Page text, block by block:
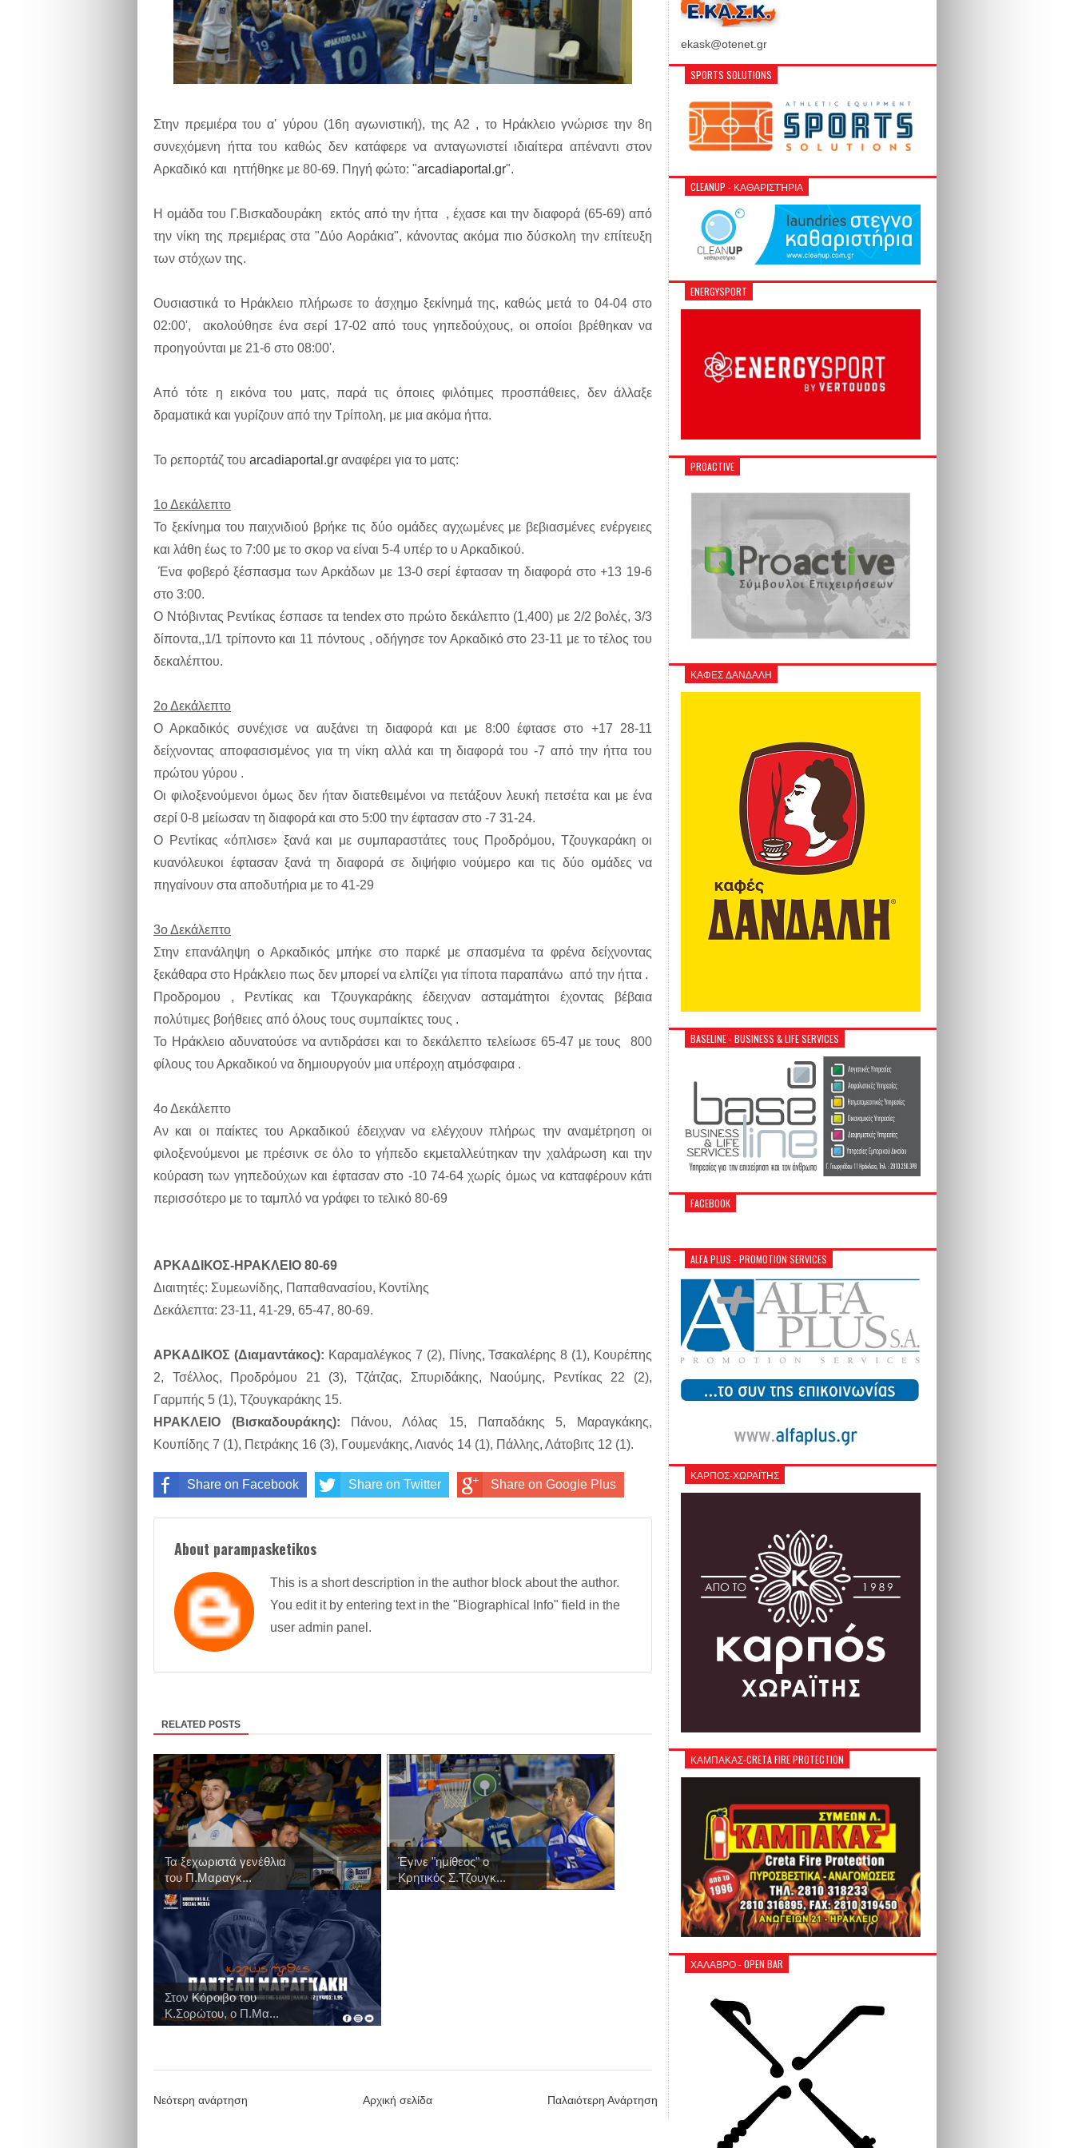
Στην πρεμιέρα του α' γύρου (16η αγωνιστική), της Α2 , το Ηράκλειο γνώρισε την 8η
συνεχόμενη ήττα του καθώς δεν κατάφερε να ανταγωνιστεί ιδιαίτερα απέναντι στον
Αρκαδικό και ηττήθηκε με 80-69. Πηγή φώτο: "arcadiaportal.gr".
Η ομάδα του Γ.Βισκαδουράκη εκτός από την ήττα , έχασε και την διαφορά (65-69) από
την νίκη της πρεμιέρας στα "Δύο Αοράκια", κάνοντας ακόμα πιο δύσκολη την επίτευξη
των στόχων της.
Ουσιαστικά το Ηράκλειο πλήρωσε το άσχημο ξεκίνημά της, καθώς μετά το 04-04 στο
02:00', ακολούθησε ένα σερί 17-02 από τους γηπεδούχους, οι οποίοι βρέθηκαν να
προηγούνται με 21-6 στο 08:00'.
Από τότε η εικόνα του ματς, παρά τις όποιες φιλότιμες προσπάθειες, δεν άλλαξε
δραματικά και γυρίζουν από την Τρίπολη, με μια ακόμα ήττα.
Το ρεπορτάζ του arcadiaportal.gr αναφέρει για το ματς:
1ο Δεκάλεπτο
Το ξεκίνημα του παιχνιδιού βρήκε τις δύο ομάδες αγχωμένες με βεβιασμένες ενέργειες
και λάθη έως το 7:00 με το σκορ να είναι 5-4 υπέρ το υ Αρκαδικού.
Ένα φοβερό ξέσπασμα των Αρκάδων με 13-0 σερί έφτασαν τη διαφορά στο +13 19-6
στο 3:00.
Ο Ντόβιντας Ρεντίκας έσπασε τα tendex στο πρώτο δεκάλεπτο (1,400) με 2/2 βολές, 3/3
δίποντα,,1/1 τρίποντο και 11 πόντους , οδήγησε τον Αρκαδικό στο 23-11 με το τέλος του
δεκαλέπτου.
2ο Δεκάλεπτο
Ο Αρκαδικός συνέχισε να αυξάνει τη διαφορά και με 8:00 έφτασε στο +17 28-11
δείχνοντας αποφασισμένος για τη νίκη αλλά και τη διαφορά του -7 από την ήττα του
πρώτου γύρου .
Οι φιλοξενούμενοι όμως δεν ήταν διατεθειμένοι να πετάξουν λευκή πετσέτα και με ένα
σερί 0-8 μείωσαν τη διαφορά και στο 5:00 την έφτασαν στο -7 31-24.
Ο Ρεντίκας «όπλισε» ξανά και με συμπαραστάτες τους Προδρόμου, Τζουγκαράκη οι
κυανόλευκοι έφτασαν ξανά τη διαφορά σε διψήφιο νούμερο και τις δύο ομάδες να
πηγαίνουν στα αποδυτήρια με το 41-29
3ο Δεκάλεπτο
Στην επανάληψη ο Αρκαδικός μπήκε στο παρκέ με σπασμένα τα φρένα δείχνοντας
ξεκάθαρα στο Ηράκλειο πως δεν μπορεί να ελπίζει για τίποτα παραπάνω από την ήττα .
Προδρομου , Ρεντίκας και Τζουγκαράκης έδειχναν ασταμάτητοι έχοντας βέβαια
πολύτιμες βοήθειες από όλους τους συμπαίκτες τους .
Το Ηράκλειο αδυνατούσε να αντιδράσει και το δεκάλεπτο τελείωσε 65-47 με τους 800
φίλους του Αρκαδικού να δημιουργούν μια υπέροχη ατμόσφαιρα .
4ο Δεκάλεπτο
Αν και οι παίκτες του Αρκαδικού έδειχναν να ελέγχουν πλήρως την αναμέτρηση οι
φιλοξενούμενοι με πρέσινκ σε όλο το γήπεδο εκμεταλλεύτηκαν την χαλάρωση και την
κούραση των γηπεδούχων και έφτασαν στο -10 74-64 χωρίς όμως να καταφέρουν κάτι
περισσότερο με το ταμπλό να γράφει το τελικό 80-69
ΑΡΚΑΔΙΚΟΣ-ΗΡΑΚΛΕΙΟ 80-69
Διαιτητές: Συμεωνίδης, Παπαθανασίου, Κοντίλης
Δεκάλεπτα: 23-11, 41-29, 65-47, 80-69.
ΑΡΚΑΔΙΚΟΣ (Διαμαντάκος): Καραμαλέγκος 7 (2), Πίνης, Τσακαλέρης 8 (1), Κουρέπης
2, Τσέλλος, Προδρόμου 21 (3), Τζάτζας, Σπυριδάκης, Ναούμης, Ρεντίκας 22 (2),
Γαρμπής 5 (1), Τζουγκαράκης 15.
ΗΡΑΚΛΕΙΟ (Βισκαδουράκης): Πάνου, Λόλας 15, Παπαδάκης 5, Μαραγκάκης,
Κουπίδης 7 (1), Πετράκης 16 (3), Γουμενάκης, Λιανός 14 (1), Πάλλης, Λάτοβιτς 12 (1).
Share on Facebook Share on Twitter Share on Google Plus
About parampasketikos
This is a short description in the author block about the author.
You edit it by entering text in the "Biographical Info" field in the
user admin panel.
RELATED POSTS
Τα ξεχωριστά γενέθλια
του Π.Μαραγκ...
Έγινε "ημίθεος" ο
Κρητικός Σ.Τζουγκ...
Στον Κόροιβο του
Κ.Σορώτου, ο Π.Μα...
Νεότερη ανάρτηση Παλαιότερη Ανάρτηση
Αρχική σελίδα
ekask@otenet.gr
SPORTS SOLUTIONS
CLEANUP - ΚΑΘΑΡΙΣΤΉΡΙΑ
ENERGYSPORT
PROACTIVE
ΚΑΦΕΣ ΔΑΝΔΑΛΗ
BASELINE - BUSINESS & LIFE SERVICES
FACEBOOK
ALFA PLUS - PROMOTION SERVICES
ΚΑΡΠΟΣ-ΧΩΡΑΪΤΗΣ
ΚΑΜΠΑΚΑΣ-CRETA FIRE PROTECTION
ΧΑΛΑΒΡΟ - OPEN BAR